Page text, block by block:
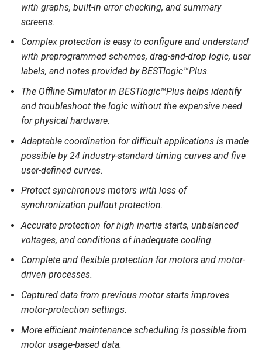
with graphs, built-in error checking, and summary
screens.
Complex protection is easy to configure and understand
with preprogrammed schemes, drag-and-drop logic, user
labels, and notes provided by BESTlogic™Plus.
The Offline Simulator in BESTlogic™Plus helps identify
and troubleshoot the logic without the expensive need
for physical hardware.
Adaptable coordination for difficult applications is made
possible by 24 industry-standard timing curves and five
user-defined curves.
Protect synchronous motors with loss of
synchronization pullout protection.
Accurate protection for high inertia starts, unbalanced
voltages, and conditions of inadequate cooling.
Complete and flexible protection for motors and motor-
driven processes.
Captured data from previous motor starts improves
motor-protection settings.
More efficient maintenance scheduling is possible from
motor usage-based data.